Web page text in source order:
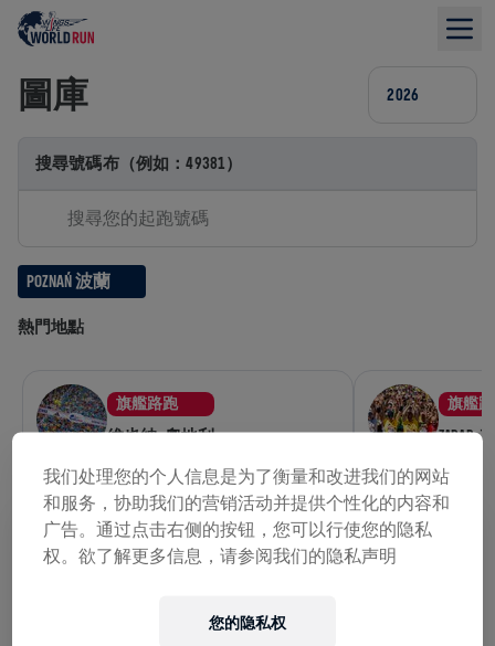
圖庫 2026
搜尋號碼布（例如：49381）
POZNAŃ 波蘭
熱門地點
旗艦路跑
維也納, 奧地利
旗艦
ZADAR,
我们处理您的个人信息是为了衡量和改进我们的网站
和服务，协助我们的营销活动并提供个性化的内容和
广告。通过点击右侧的按钮，您可以行使您的隐私
权。欲了解更多信息，请参阅我们的隐私声明
您的隐私权